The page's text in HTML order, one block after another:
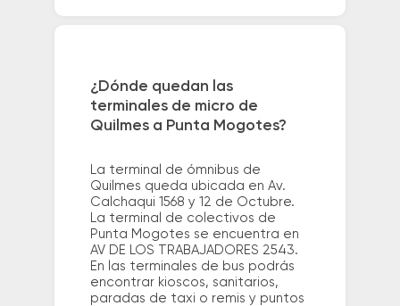
¿Dónde quedan las
terminales de micro de
Quilmes a Punta Mogotes?
La terminal de ómnibus de
Quilmes queda ubicada en Av.
Calchaqui 1568 y 12 de Octubre.
La terminal de colectivos de
Punta Mogotes se encuentra en
AV DE LOS TRABAJADORES 2543.
En las terminales de bus podrás
encontrar kioscos, sanitarios,
paradas de taxi o remis y puntos